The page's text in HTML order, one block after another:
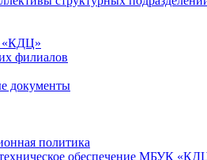
«КДЦ»
филиалов
документы
политика
обеспечение МБУК